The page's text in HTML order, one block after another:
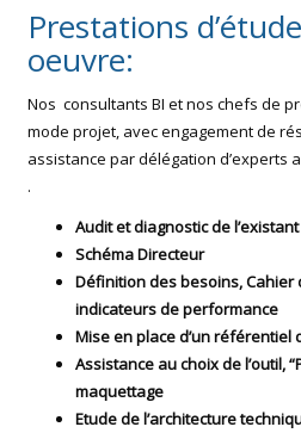
Prestations
oeuvre:
Nos consultants BI et nos chefs de
mode projet, avec engagement de
assistance par délégation d’experts
.
Audit et diagnostic de l’existant
Schéma Directeur
Définition des besoins, Cahier
indicateurs de performance
Mise en place d’un
Assistance au choix de l’outil,
maquettage
Etude de l’architecture